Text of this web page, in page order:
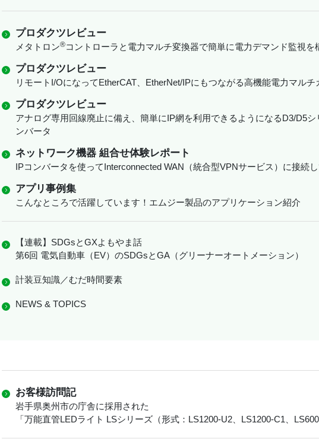
プロダクツレビュー
メタトロン®コントローラと電力マルチ変換器で簡単に電力デマンド監視を
プロダクツレビュー
リモートI/OになってEtherCAT、EtherNet/IPにもつながる高機能電力マルチ
プロダクツレビュー
アナログ専用回線廃止に備え、簡単にIP網を利用できるようになるD3/D5シ
ンバータ
ネットワーク機器 組合せ体験レポート
IPコンバータを使ってInterconnected WAN（統合型VPNサービス）に接続
アプリ事例集
こんなところで活躍しています！エムジー製品のアプリケーション紹介
【連載】SDGsとGXよもやま話
第6回 電気自動車（EV）のSDGsとGA（グリーナーオートメーション）
計装豆知識／むだ時間要素
NEWS & TOPICS
お客様訪問記
岩手県奥州市の庁舎に採用された
「万能直管LEDライト LSシリーズ（形式：LS1200-U2、LS1200-C1、